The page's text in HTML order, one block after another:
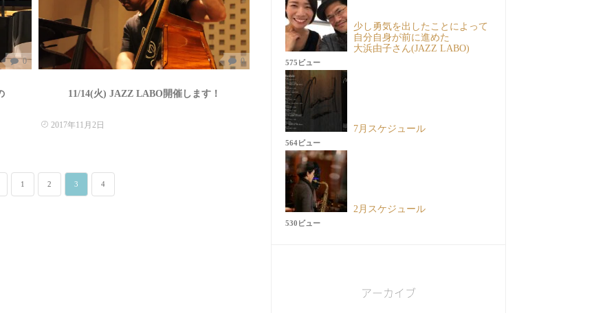
0 0
11/14(火) JAZZ LABO開催します！
2017年11月2日
1 2 3 4
少し勇気を出したことによって
自分自身が前に進めた
大浜由子さん(JAZZ LABO)
575ビュー
7月スケジュール
564ビュー
2月スケジュール
530ビュー
アーカイブ